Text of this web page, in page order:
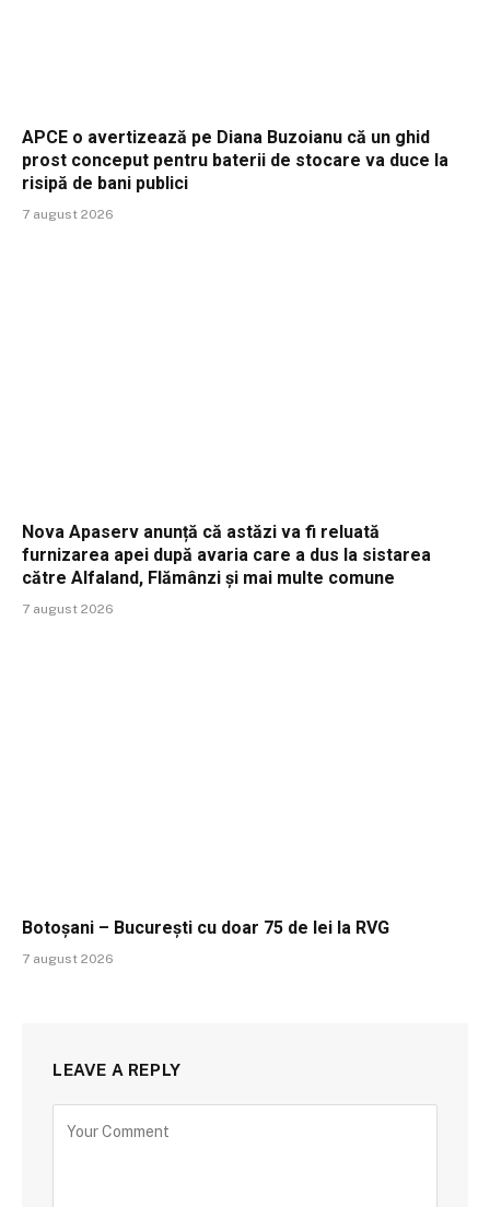
APCE o avertizează pe Diana Buzoianu că un ghid
prost conceput pentru baterii de stocare va duce la
risipă de bani publici
7 august 2026
Nova Apaserv anunță că astăzi va fi reluată
furnizarea apei după avaria care a dus la sistarea
către Alfaland, Flămânzi și mai multe comune
7 august 2026
Botoșani – București cu doar 75 de lei la RVG
7 august 2026
LEAVE A REPLY